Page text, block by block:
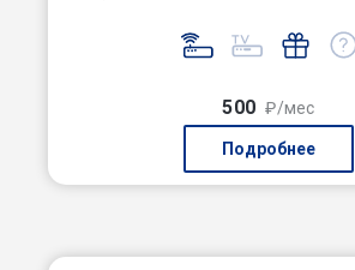
500 ₽/мес
Подробнее